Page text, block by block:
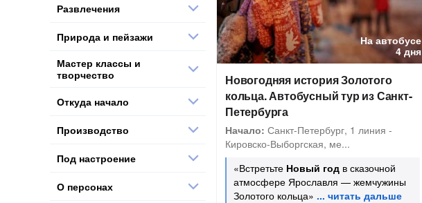
На автобусе
4 дня
Новогодняя история Золотого
кольца. Автобусный тур из Санкт-
Петербурга
Начало: Санкт-Петербург, 1 линия -
Кировско-Выборгская, ме...
«Встретьте Новый год в сказочной
атмосфере Ярославля — жемчужины
Золотого кольца»
Развлечения
Природа и пейзажи
Мастер классы и
творчество
Откуда начало
Производство
Под настроение
О персонах